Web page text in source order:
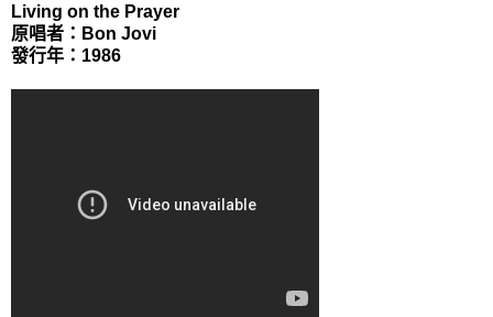
Living on the Prayer
原唱者：Bon Jovi
發行年：1986